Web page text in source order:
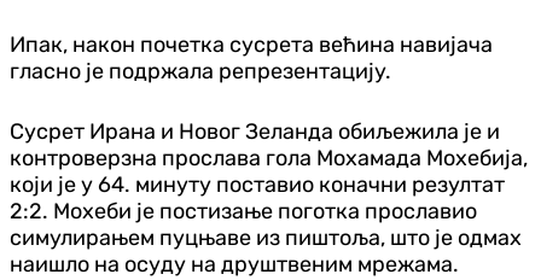
Ипак, након почетка сусрета већина навијача
гласно је подржала репрезентацију.
Сусрет Ирана и Новог Зеланда обиљежила је и
контроверзна прослава гола Мохамада Мохебија,
који је у 64. минуту поставио коначни резултат
2:2. Мохеби је постизање поготка прославио
симулирањем пуцњаве из пиштоља, што је одмах
наишло на осуду на друштвеним мрежама.